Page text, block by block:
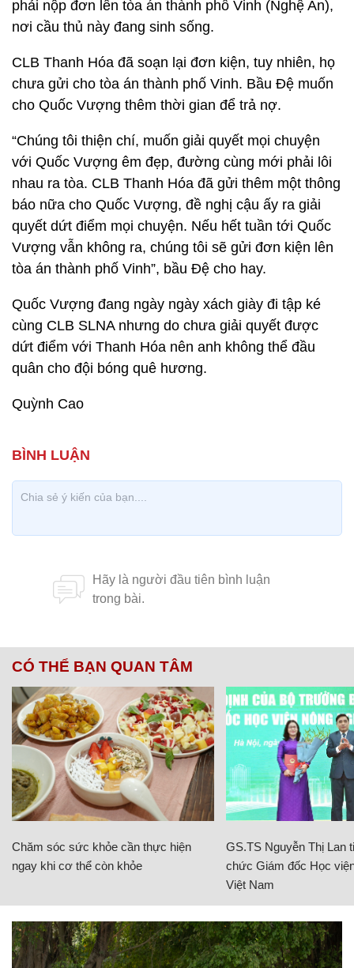
phải nộp đơn lên tòa án thành phố Vinh (Nghệ An),
nơi cầu thủ này đang sinh sống.
CLB Thanh Hóa đã soạn lại đơn kiện, tuy nhiên, họ
chưa gửi cho tòa án thành phố Vinh. Bầu Đệ muốn
cho Quốc Vượng thêm thời gian để trả nợ.
“Chúng tôi thiện chí, muốn giải quyết mọi chuyện
với Quốc Vượng êm đẹp, đường cùng mới phải lôi
nhau ra tòa. CLB Thanh Hóa đã gửi thêm một thông
báo nữa cho Quốc Vượng, đề nghị cậu ấy ra giải
quyết dứt điểm mọi chuyện. Nếu hết tuần tới Quốc
Vượng vẫn không ra, chúng tôi sẽ gửi đơn kiện lên
tòa án thành phố Vinh”, bầu Đệ cho hay.
Quốc Vượng đang ngày ngày xách giày đi tập ké
cùng CLB SLNA nhưng do chưa giải quyết được
dứt điểm với Thanh Hóa nên anh không thể đầu
quân cho đội bóng quê hương.
Quỳnh Cao
CÓ THỂ BẠN QUAN TÂM
Chăm sóc sức khỏe cần thực hiện
ngay khi cơ thể còn khỏe
GS.TS Nguyễn Thị Lan
chức Giám đốc Học
Việt Nam